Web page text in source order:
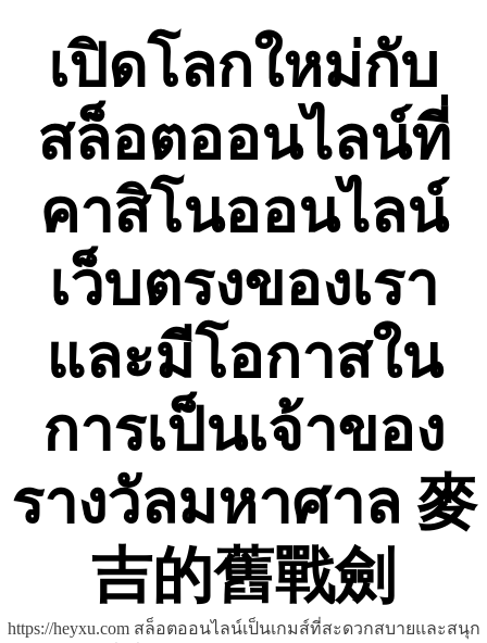
เปิดโลกใหม่กับ
สล็อตออนไลน์ที่
คาสิโนออนไลน์
เว็บตรงของเรา
และมีโอกาสใน
การเป็นเจ้าของ
รางวัลมหาศาล 麥
吉的舊戰劍
https://heyxu.com สล็อตออนไลน์เป็นเกมส์ที่สะดวกสบายและสนุก